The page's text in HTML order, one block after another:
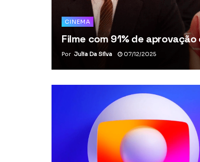
CINEMA
Filme com 91% de
Por Julia Da Silva 07/12/2025